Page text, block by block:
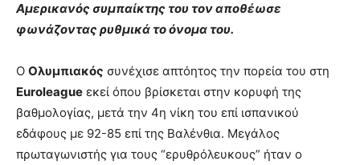
Αμερικανός συμπαίκτης του τον αποθέωσε
φωνάζοντας ρυθμικά το όνομα του.
Ο Ολυμπιακός συνέχισε απτόητος την πορεία του στη
Euroleague εκεί όπου βρίσκεται στην κορυφή της
βαθμολογίας, μετά την 4η νίκη του επί ισπανικού
εδάφους με 92-85 επί της Βαλένθια. Μεγάλος
πρωταγωνιστής για τους “ερυθρόλευκους” ήταν ο